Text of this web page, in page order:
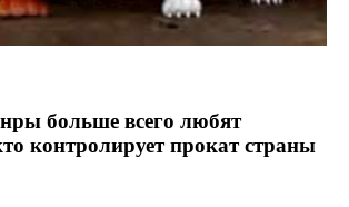
больше всего любят
контролирует прокат страны